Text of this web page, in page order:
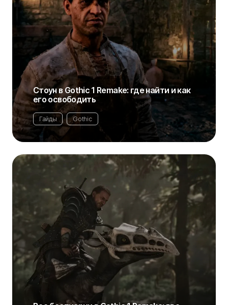
Стоун в Gothic 1 Remake: где найти и как
его освободить
Гайды Gothic